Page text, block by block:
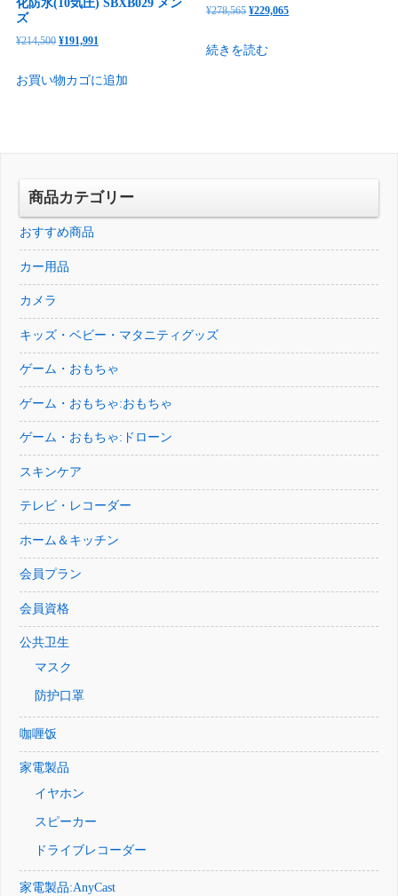
化防水(10気圧) SBXB029 メン
ズ
¥214,500 元
価
し
¥191,991
の
で
お買い物カゴに追加
¥278,565 元
価
¥229,065現
続きを読む
商品カテゴリー
おすすめ商品
カー用品
カメラ
キッズ・ベビー・マタニティグッズ
ゲーム・おもちゃ
ゲーム・おもちゃ:おもちゃ
ゲーム・おもちゃ:ドローン
スキンケア
テレビ・レコーダー
ホーム＆キッチン
会員プラン
会員資格
公共卫生
マスク
防护口罩
咖喱饭
家電製品
イヤホン
スピーカー
ドライブレコーダー
家電製品:AnyCast